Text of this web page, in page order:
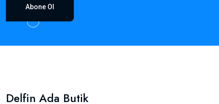
Abone Ol
Delfin Ada Butik